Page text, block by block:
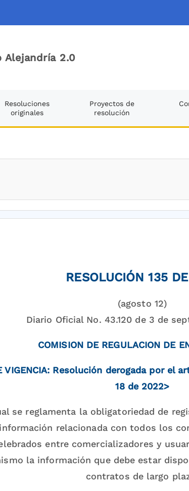
Alejandría 2.0
Resoluciones
originales
Proyectos de
resolución
RESOLUCIÓN 135
(agosto 12)
Diario Oficial No. 43.120 de 3 de
COMISION DE REGULACION DE
VIGENCIA: Resolución derogada por el
18 de 2022>
se reglamenta la obligatoriedad de
relacionada con todos los
entre comercializadores y
la información que debe estar
contratos de largo